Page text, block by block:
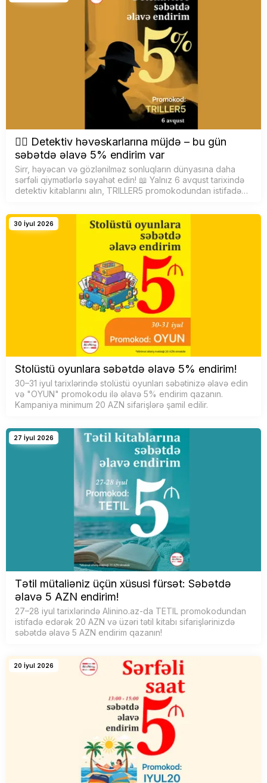
🕵️‍♂️ Detektiv həvəskarlarına müjdə – bu gün
səbətdə əlavə 5% endirim var
Sirr, həyəcan və gözlənilməz sonluqların dünyasına daha
sərfəli qiymətlərlə səyahət edin! 📖 Yalnız 6 avqust tarixində
detektiv kitablarını alın, TRILLER5 promokodundan istifadə
30 İyul 2026
Stolüstü oyunlara səbətdə əlavə 5% endirim!
30–31 iyul tarixlərində stolüstü oyunları səbətinizə əlavə edin
və "OYUN" promokodu ilə əlavə 5% endirim qazanın.
Kampaniya minimum 20 AZN sifarişlərə şamil edilir.
27 İyul 2026
Tətil mütaliəniz üçün xüsusi fürsət: Səbətdə
əlavə 5 AZN endirim!
27–28 iyul tarixlərində Alinino.az-da TETIL promokodundan
istifadə edərək 20 AZN və üzəri tətil kitabı sifarişlərinizdə
səbətdə əlavə 5 AZN endirim qazanın!
20 İyul 2026